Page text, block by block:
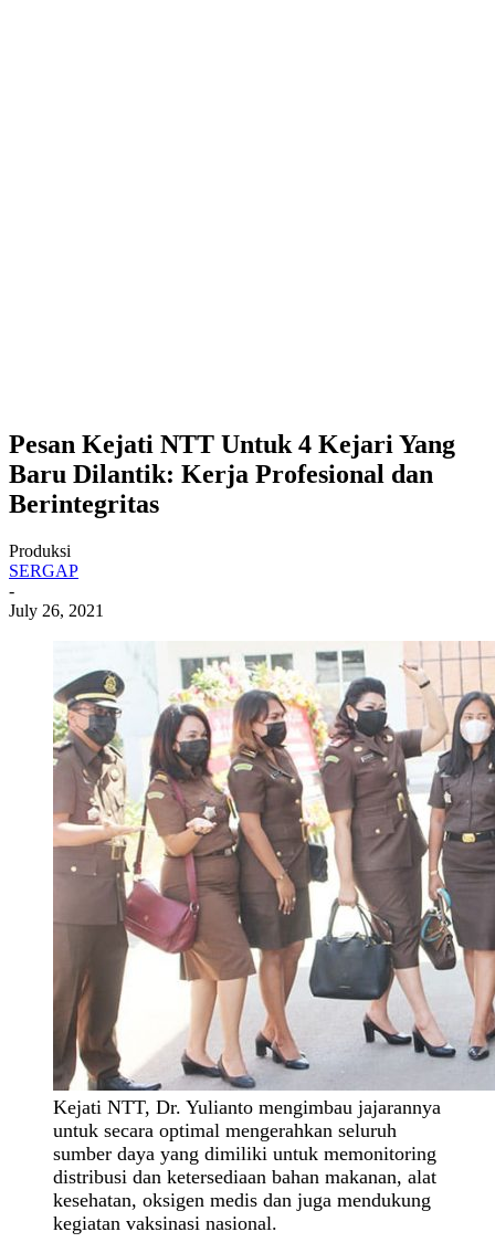
Pesan Kejati NTT Untuk 4 Kejari Yang
Baru Dilantik: Kerja Profesional dan
Berintegritas
Produksi
SERGAP
-
July 26, 2021
Kejati NTT, Dr. Yulianto mengimbau jajarannya
untuk secara optimal mengerahkan seluruh
sumber daya yang dimiliki untuk memonitoring
distribusi dan ketersediaan bahan makanan, alat
kesehatan, oksigen medis dan juga mendukung
kegiatan vaksinasi nasional.